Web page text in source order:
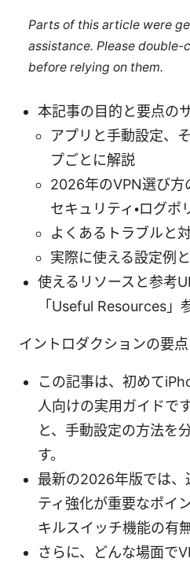
Parts of this article were
assistance. Please
before relying on them.
本記事の目的と要点の
アプリと手動設定、
プごとに解説
2026年のVPN選び方
セキュリティ・ログポ
よくあるトラブルと
実際に使える設定例
使えるリソースと参考
「Useful Resources」
イントロダクションの要点
この記事は、初めて
人向けの実用ガイドで
と、手動設定の方法を
す。
最新の2026年版では、
ティ強化が重要なポイ
キルスイッチ機能の有
さらに、どんな場面で